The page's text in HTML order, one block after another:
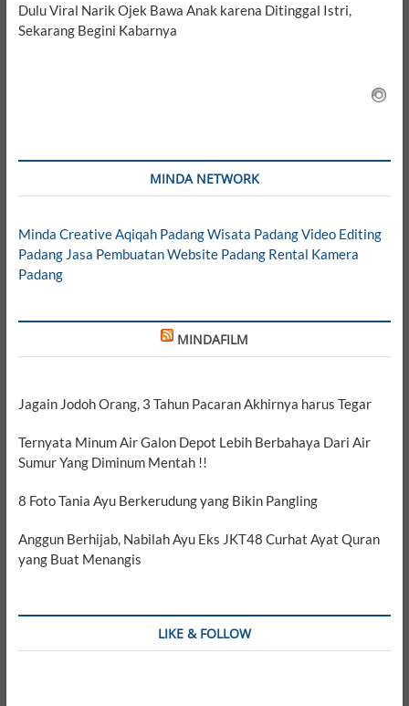
Dulu Viral Narik Ojek Bawa Anak karena Ditinggal Istri,
Sekarang Begini Kabarnya
MINDA NETWORK
Minda CreativeAqiqah PadangWisata PadangVideo Editing
Padang Jasa Pembuatan Website Padang Rental Kamera
Padang
MINDAFILM
Jagain Jodoh Orang, 3 Tahun Pacaran Akhirnya harus Tegar
Ternyata Minum Air Galon Depot Lebih Berbahaya Dari Air
Sumur Yang Diminum Mentah !!
8 Foto Tania Ayu Berkerudung yang Bikin Pangling
Anggun Berhijab, Nabilah Ayu Eks JKT48 Curhat Ayat Quran
yang Buat Menangis
LIKE & FOLLOW